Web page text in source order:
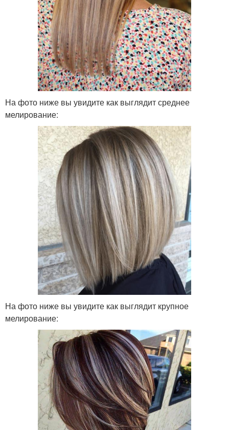
На фото ниже вы увидите как выглядит среднее
мелирование:
На фото ниже вы увидите как выглядит крупное
мелирование: